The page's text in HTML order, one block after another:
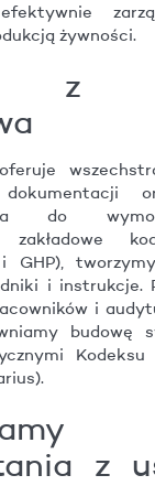
żywności.
z
dokumentacji
do
zakładowe
GHP),
i instrukcje.
i
budowę
Kodeksu
z